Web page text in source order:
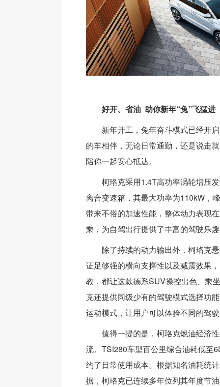
好开、省油 助你新年“兔”飞猛进
新年开工，兔年奋斗模式已经开
的车相伴，无论日常通勤，还是说走
陪你一起安心抵达。
柯珞克采用1.4T高功率涡轮增压
离合变速箱，其最大功率为110kW，
带来不俗的加速性能，整体动力表现
乘，为自驾出行提供了丰富的驾驶乐
除了持续的动力输出外，柯珞克
证足够强的横向支撑性以及减震效果
教，都让这款德系SUV操控出色、乘
克还提供同级少有的驾驶模式选择功
运动模式，让用户可以体验不同的驾
值得一提的是，柯珞克燃油经济
流。TSI280车型百公里综合油耗低至
约了日常使用成本。根据知名油耗统
据，柯珞克已连续多年位列其年度节